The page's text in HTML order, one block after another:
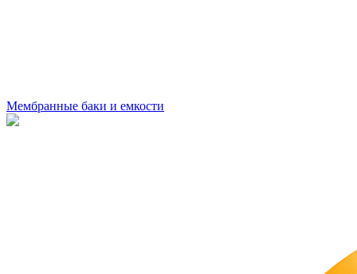
Мембранные баки и емкости